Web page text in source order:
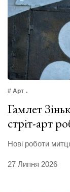
# Арт
Гамлет
стріт-арт
Нові роботи
27 Липня 2026